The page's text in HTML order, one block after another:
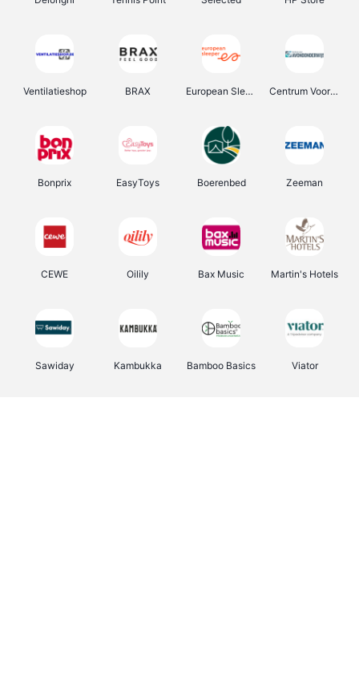
Ventilatieshop BRAX European Sleeper Centrum Voor Avondonderwijs
Bonprix EasyToys Boerenbed Zeeman
CEWE Oilily Bax Music Martin's Hotels
Sawiday Kambukka Bamboo Basics Viator